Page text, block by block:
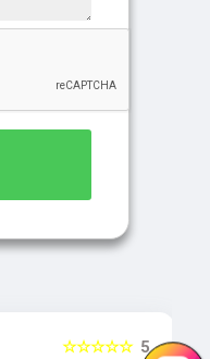
5
☆☆☆☆☆